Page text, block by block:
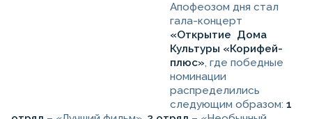
Апофеозом дня стал
гала-концерт
«Открытие Дома
Культуры «Корифей-
плюс», где победные
номинации
распределились
следующим образом: 1